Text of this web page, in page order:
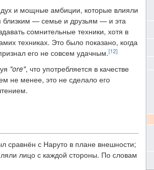
и мощные амбиции, которые влияли
близким — семье и друзьям — и эта
сомнительные техники, хотя в
техниках. Это было показано, когда
его не совсем удачным.[12]
"ore", что употребляется в качестве
не менее, это не сделало его
сравнён с Наруто в плане внешности;
лицо с каждой стороны. По словам